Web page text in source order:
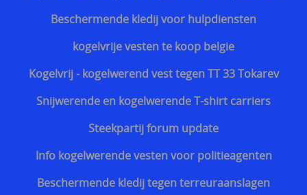
Beschermende kledij voor hulpdiensten
kogelvrije vesten te koop belgie
Kogelvrij - kogelwerend vest tegen TT 33 Tokarev
Snijwerende en kogelwerende T-shirt carriers
Steekpartij forum update
Info kogelwerende vesten voor politieagenten
Beschermende kledij tegen terreuraanslagen